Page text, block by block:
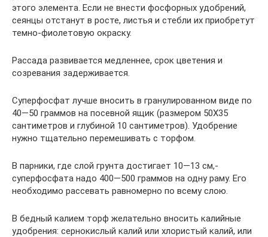
этого элемента. Если не внести фосфорных удобрений,
сеянцы отстанут в росте, листья и стебли их приобретут
темно-фиолетовую окраску.
Рассада развивается медленнее, срок цветения и
созревания задерживается.
Суперфосфат лучше вносить в гранулированном виде по
40—50 граммов на посевной ящик (размером 50X35
сантиметров и глубиной 10 сантиметров). Удобрение
нужно тщательно перемешивать с торфом.
В парники, где слой грунта достигает 10—13 см,-
суперфосфата надо 400—500 граммов на одну раму. Его
необходимо рассевать равномерно по всему слою.
В бедный калием торф желательно вносить калийные
удобрения: сернокислый калий или хлористый калий, или